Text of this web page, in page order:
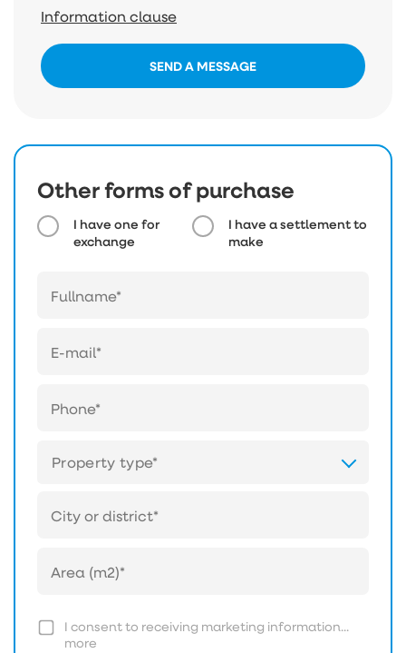
Information clause
SEND A MESSAGE
Other forms of purchase
I have one for
exchange
I have a settlement to
make
Property type*
I consent to receiving marketing information...
more